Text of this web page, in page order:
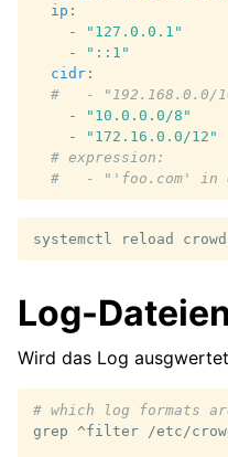
ip :
-
"127.0.0.1"
-
"::1"
cidr :
#   - "192.168.0.0/
-
"10.0.0.0/8"
-
"172.16.0.0/12"
# expression:
#   - "'foo.com' in
systemctl reload
Log-
Wird das Log
# which log formats
grep ^filter /etc/